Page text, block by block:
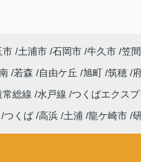
市 土浦市 石岡市 牛久市 笠
若森 自由ケ丘 旭町 筑穂
常総線 水戸線 つくばエクスプ
つくば 高浜 土浦 龍ケ崎市